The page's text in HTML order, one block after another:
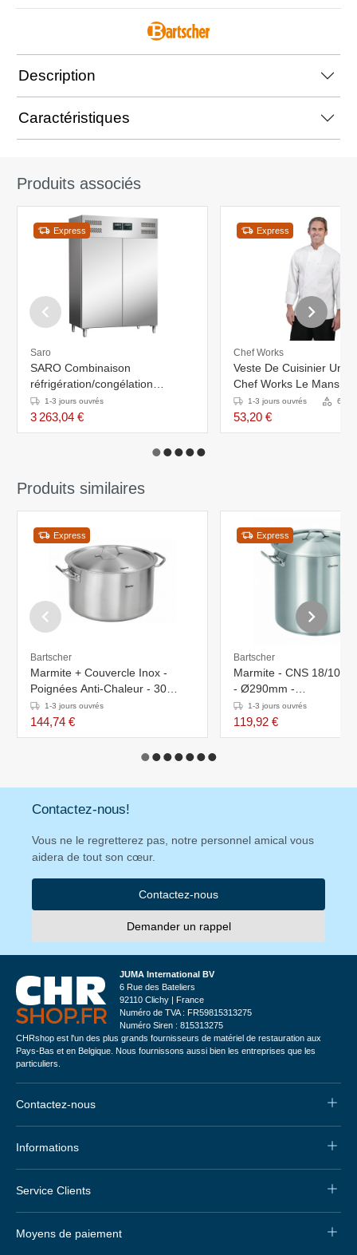
Description
Caractéristiques
Produits associés
Express
Saro
SARO Combinaison
réfrigération/congélation
professionnelle modèle GN 120
DTV
1-3 jours ouvrés
3 263,04 €
Express
Chef Works
Veste De Cuisinier
Chef Works Le Mans -
Longues - Blanche -
En 6 Tailles
1-3 jours ouvrés 6
53,20 €
Produits similaires
Express
Bartscher
Marmite + Couvercle Inox -
Poignées Anti-Chaleur - 30
Litres - Ø430mm
1-3 jours ouvrés
144,74 €
Express
Bartscher
Marmite - CNS 18/10 -
- Ø290mm -
320x320x(H)326mm
1-3 jours ouvrés
119,92 €
Contactez-nous!
Vous ne le regretterez pas, notre personnel amical vous
aidera de tout son cœur.
Contactez-nous
Demander un rappel
JUMA International BV
6 Rue des Bateliers
92110 Clichy | France
Numéro de TVA : FR59815313275
Numéro Siren : 815313275
CHRshop est l'un des plus grands fournisseurs de matériel de restauration aux
Pays-Bas et en Belgique. Nous fournissons aussi bien les entreprises que les
particuliers.
Contactez-nous
Informations
Service Clients
Moyens de paiement